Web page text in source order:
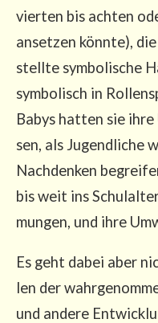
vier­ten bis ach­ten
anset­zen könn­te),
stell­te sym­bo­li­sche
sym­bo­lisch in
Babys hat­ten sie
sen, als Jugend­li­che
Nach­den­ken
bis weit ins
mun­gen, und ihre
Es geht dabei aber
len der
und ande­re